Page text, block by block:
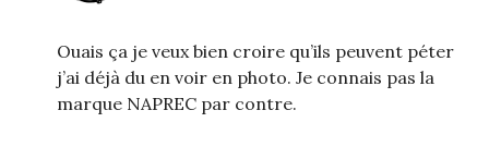
Ouais ça je veux bien croire qu’ils peuvent péter
j’ai déjà du en voir en photo. Je connais pas la
marque NAPREC par contre.